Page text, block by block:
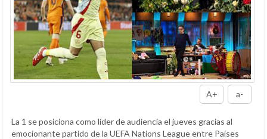
A+ a-
La 1 se posiciona como líder de audiencia el jueves gracias al
emocionante partido de la UEFA Nations League entre Países